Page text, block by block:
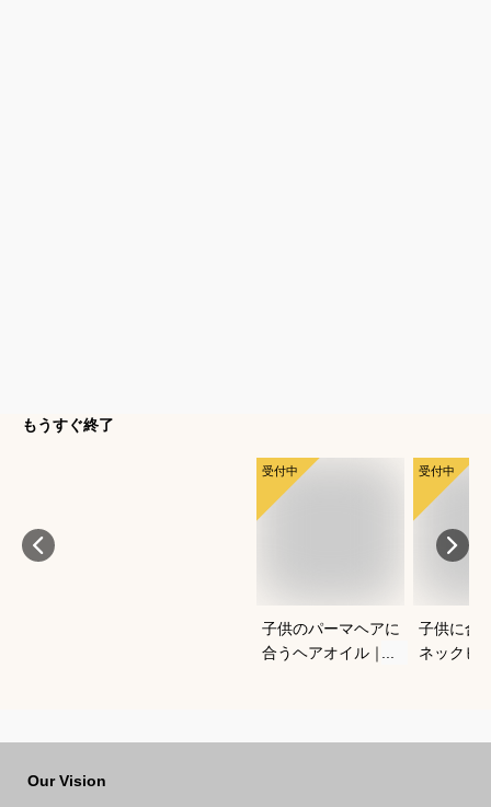
もうすぐ終了
受付中
子供のパーマヘアに
合うヘアオイル｜安
受付中
子供に合
ネックビ
Our Vision